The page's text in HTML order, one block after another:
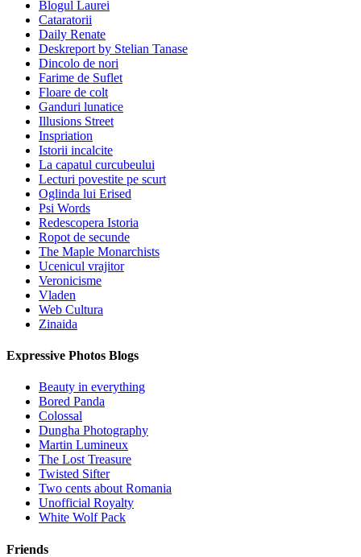
Blogul Laurei
Cataratorii
Daily Renate
Deskreport by Stelian Tanase
Dincolo de nori
Farime de Suflet
Floare de colt
Ganduri lunatice
Illusions Street
Inspriation
Istorii incalcite
La capatul curcubeului
Lecturi povestite pe scurt
Oglinda lui Erised
Psi Words
Redescopera Istoria
Ropot de secunde
The Maple Monarchists
Ucenicul vrajitor
Veronicisme
Vladen
Web Cultura
Zinaida
Expressive Photos Blogs
Beauty in everything
Bored Panda
Colossal
Dungha Photography
Martin Lumineux
The Lost Treasure
Twisted Sifter
Two cents about Romania
Unofficial Royalty
White Wolf Pack
Friends